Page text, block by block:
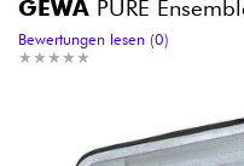
Klaviere & Piano
GEWA PURE
★ ★ ★ ★ ★
★ ★ ★ ★ ★
Bewertungen lesen (0)